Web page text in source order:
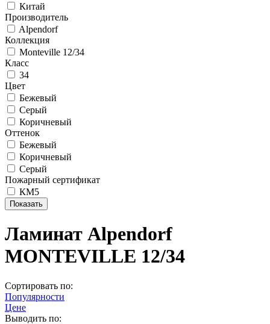
Китай
Производитель
Alpendorf
Коллекция
Monteville 12/34
Класс
34
Цвет
Бежевый
Серый
Коричневый
Оттенок
Бежевый
Коричневый
Серый
Пожарный сертификат
КМ5
Ламинат Alpendorf
MONTEVILLE 12/34
Сортировать по:
Популярности
Цене
Выводить по: